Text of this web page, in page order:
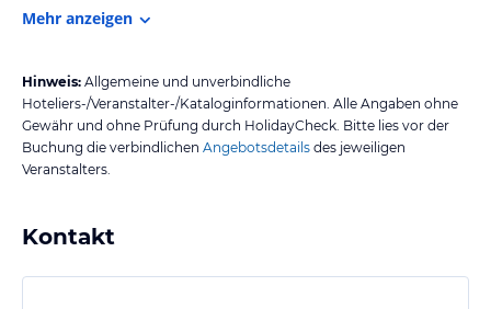
Mehr anzeigen
Hinweis: Allgemeine und unverbindliche
Hoteliers-/Veranstalter-/Kataloginformationen. Alle Angaben ohne
Gewähr und ohne Prüfung durch HolidayCheck. Bitte lies vor der
Buchung die verbindlichen Angebotsdetails des jeweiligen
Veranstalters.
Kontakt